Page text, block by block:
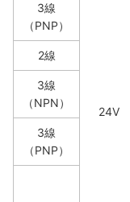
24V
3線
（PNP）
2線
3線
（NPN）
3線
（PNP）